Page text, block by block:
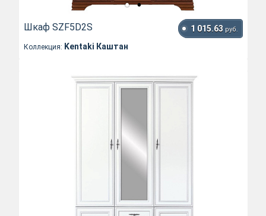
Шкаф SZF5D2S 1 015.63 руб.
Коллекция: Kentaki Каштан